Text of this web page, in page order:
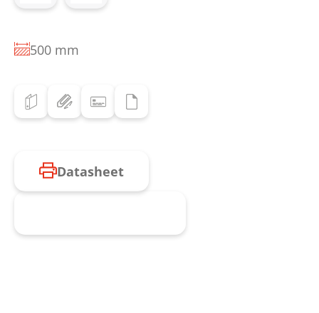
500 mm
Datasheet